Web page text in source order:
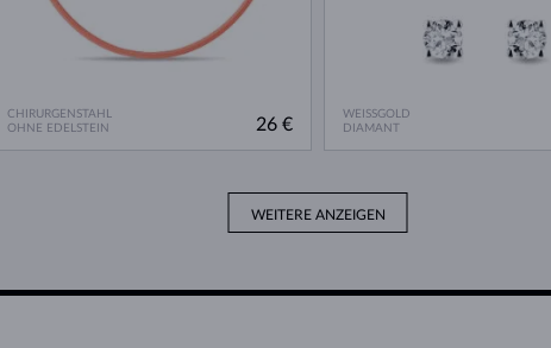
CHIRURGENSTAHL
OHNE EDELSTEIN
26 €
WEISSGOLD
DIAMANT
WEITERE ANZEIGEN